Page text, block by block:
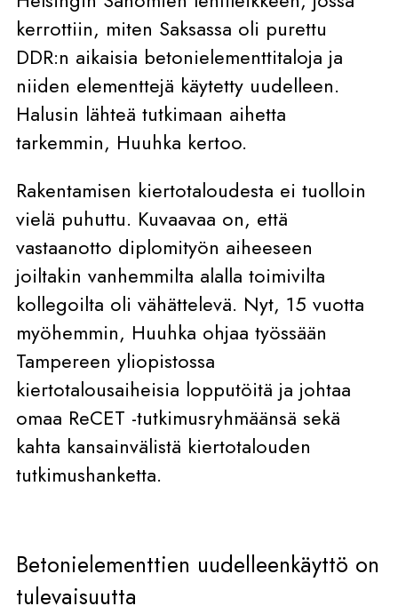
kerrottiin, miten Saksassa oli purettu
DDR:n aikaisia betonielementtitaloja ja
niiden elementtejä käytetty uudelleen.
Halusin lähteä tutkimaan aihetta
tarkemmin, Huuhka kertoo.
Rakentamisen kiertotaloudesta ei tuolloin
vielä puhuttu. Kuvaavaa on, että
vastaanotto diplomityön aiheeseen
joiltakin vanhemmilta alalla toimivilta
kollegoilta oli vähättelevä. Nyt, 15 vuotta
myöhemmin, Huuhka ohjaa työssään
Tampereen yliopistossa
kiertotalousaiheisia lopputöitä ja johtaa
omaa ReCET -tutkimusryhmäänsä sekä
kahta kansainvälistä kiertotalouden
tutkimushanketta.
Betonielementtien uudelleenkäyttö on
tulevaisuutta